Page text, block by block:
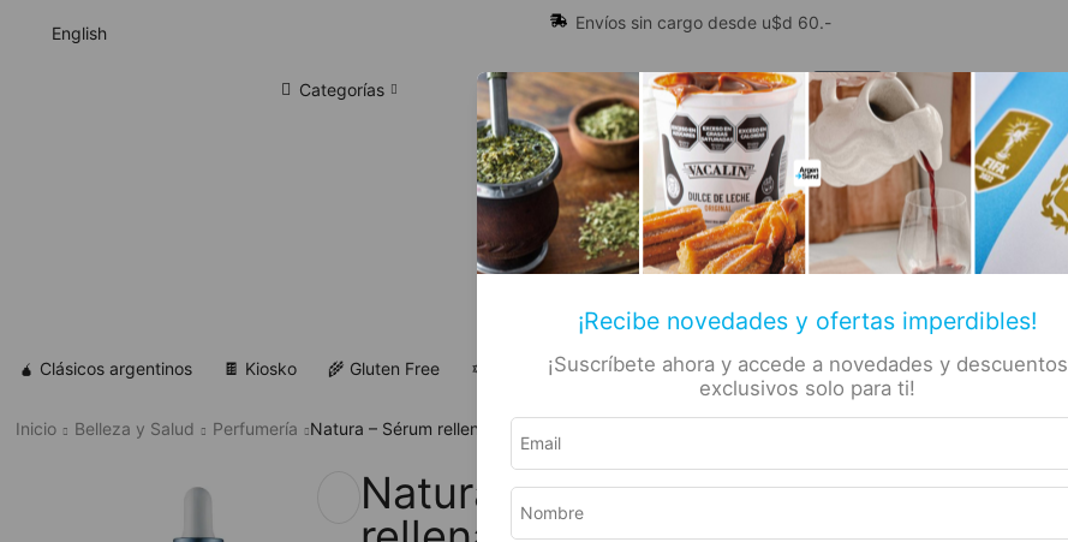
¡Recibe novedades y ofertas imperdibles!
¡Suscríbete ahora y accede a novedades y descuentos
exclusivos solo para ti!
English
Envíos sin cargo desde u$d 60.-
Categorías 🔥 Alfajores y Golosinas
🧉 Clásicos argentinos 🍫 Kiosko 🌾 Gluten Free ✡ Koshers 📚 Libros 🏷️ Todas las categorías
Inicio Belleza y Salud Perfumería Natura – Sérum rellenador biohidratante – 30ml
Natura – Sérum